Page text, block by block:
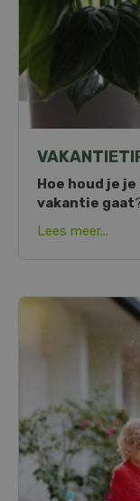
Hoe houd je
vakantie gaat
Lees meer...